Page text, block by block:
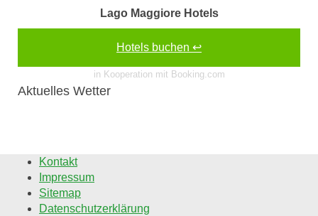
Lago Maggiore Hotels
Hotels buchen ↩
in Kooperation mit Booking.com
Aktuelles Wetter
Kontakt
Impressum
Sitemap
Datenschutzerklärung